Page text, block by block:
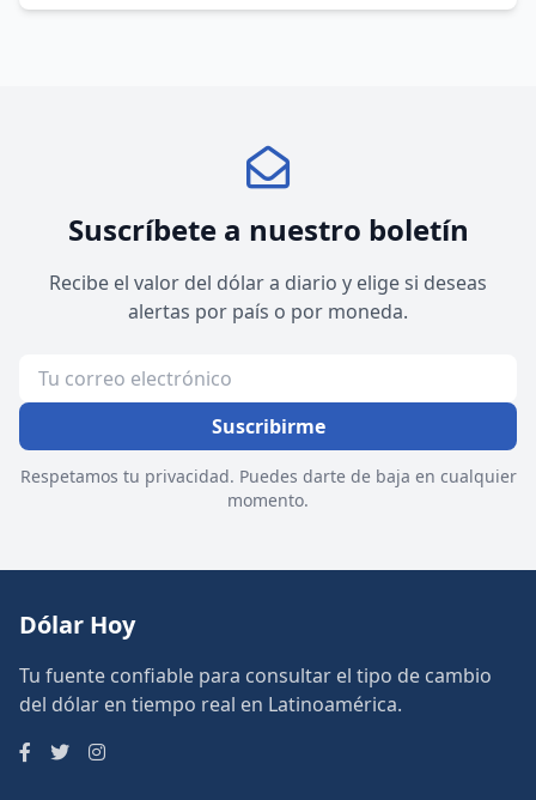
Suscríbete a nuestro boletín
Recibe el valor del dólar a diario y elige si deseas
alertas por país o por moneda.
Suscribirme
Respetamos tu privacidad. Puedes darte de baja en cualquier
momento.
Dólar Hoy
Tu fuente confiable para consultar el tipo de cambio
del dólar en tiempo real en Latinoamérica.